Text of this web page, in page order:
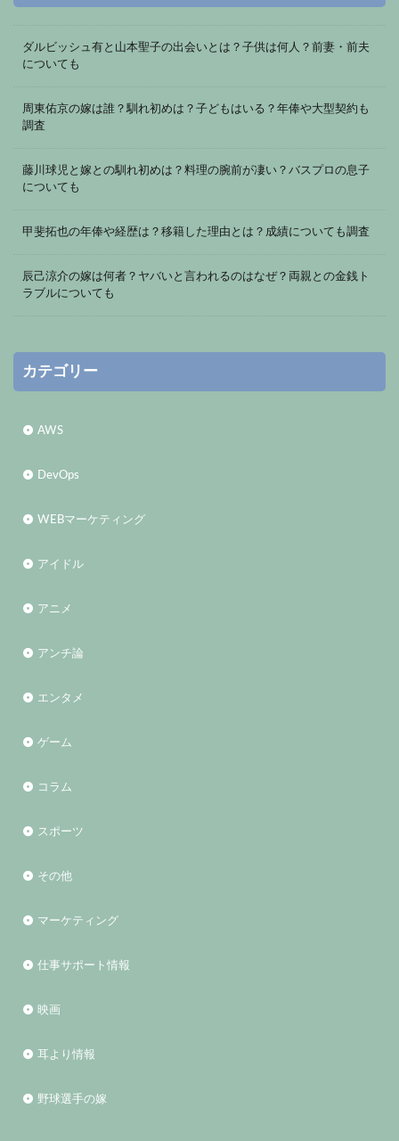
ダルビッシュ有と山本聖子の出会いとは？子供は何人？前妻・前夫
についても
周東佑京の嫁は誰？馴れ初めは？子どもはいる？年俸や大型契約も
調査
藤川球児と嫁との馴れ初めは？料理の腕前が凄い？バスプロの息子
についても
甲斐拓也の年俸や経歴は？移籍した理由とは？成績についても調査
辰己涼介の嫁は何者？ヤバいと言われるのはなぜ？両親との金銭ト
ラブルについても
カテゴリー
AWS
DevOps
WEBマーケティング
アイドル
アニメ
アンチ論
エンタメ
ゲーム
コラム
スポーツ
その他
マーケティング
仕事サポート情報
映画
耳より情報
野球選手の嫁